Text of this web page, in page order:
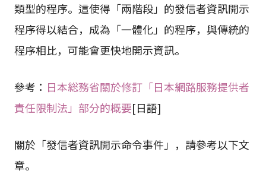
類型的程序。這使得「兩階段」的發信者資訊開示
程序得以結合，成為「一體化」的程序，與傳統的
程序相比，可能會更快地開示資訊。
參考： 日本総務省關於修訂「日本網路服務提供者
責任限制法」部分的概要[日語]
關於「發信者資訊開示命令事件」，請參考以下文
章。